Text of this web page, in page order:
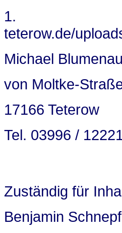
1.
teterow.de/
Michael Blumenau
von Moltke-
17166 Teterow
Tel. 03996 /
Zuständig für
Benjamin Schnepf